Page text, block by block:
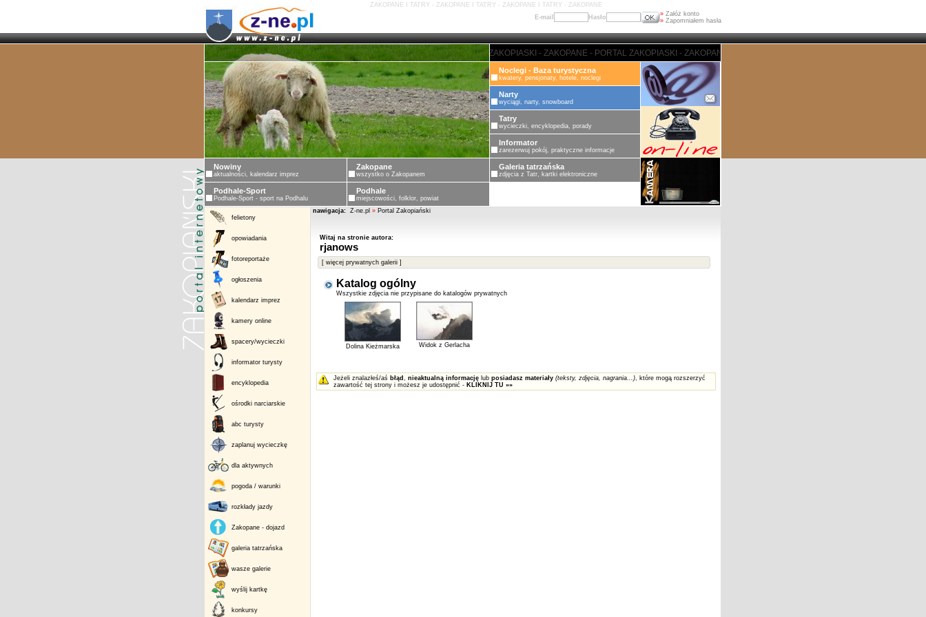
ZAKOPANE I TATRY - ZAKOPANE I TATRY - ZAKOPANE I TATRY - ZAKOPANE
E-mail
Hasło » Załóż konto
» Zapomniałem hasła
ZAKOPANE - PORTAL ZAKOPIASKI - ZAKOPANE - PORTAL ZAKOPIASKI - ZAKOPANE - PORTAL ZAKOPIASKI -
Noclegi - Baza turystyczna
kwatery, pensjonaty, hotele, noclegi
Narty
wyciągi, narty, snowboard
Tatry
wycieczki, encyklopedia, porady
Informator
zarezerwuj pokój, praktyczne informacje
Nowiny
aktualności, kalendarz imprez
Zakopane
wszystko o Zakopanem
Galeria tatrzańska
zdjęcia z Tatr, kartki elektroniczne
Podhale-Sport
Podhale-Sport - sport na Podhalu
Podhale
miejscowości, folklor, powiat
felietony
opowiadania
fotoreportaże
ogłoszenia
kalendarz imprez
kamery online
spacery/wycieczki
informator turysty
encyklopedia
ośrodki narciarskie
abc turysty
zaplanuj wycieczkę
dla aktywnych
pogoda / warunki
rozkłady jazdy
Zakopane - dojazd
galeria tatrzańska
wasze galerie
wyślij kartkę
konkursy
nawigacja: Z-ne.pl » Portal Zakopiański
Witaj na stronie autora:
rjanows
[ więcej prywatnych galerii ]
Katalog ogólny
Wszystkie zdjęcia nie przypisane do katalogów prywatnych
Dolina Kieżmarska Widok z Gerlacha
Jeżeli znalazłeś/aś błąd , nieaktualną informacjęlub posiadasz materiały (teksty, zdjęcia, nagrania...), które mogą rozszerzyć
zawartość tej strony i możesz je udostępnić - KLIKNIJ TU »»